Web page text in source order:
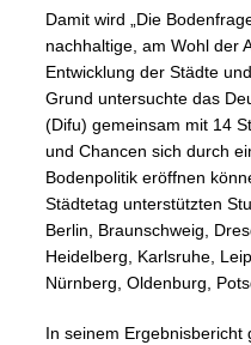
Damit wird „Die
nachhaltige, am Wohl der
Entwicklung der Städte
Grund untersuchte das
(Difu) gemeinsam mit 14
und Chancen sich durch
Bodenpolitik eröffnen
Städtetag unterstützten
Berlin, Braunschweig,
Heidelberg, Karlsruhe,
Nürnberg, Oldenburg,
In seinem Ergebnisbericht